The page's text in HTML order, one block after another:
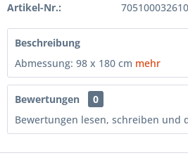
Artikel-Nr.:
Beschreibung
Abmessung: 98 x 180 cm mehr
Bewertungen
0
Bewertungen lesen, schreiben und